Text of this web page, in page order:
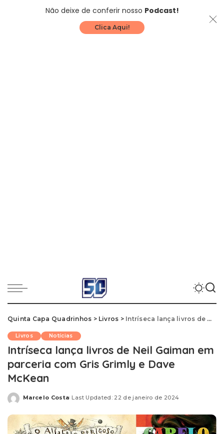
Não deixe de conferir nosso Podcast!
Clica Aqui!
Quinta Capa Quadrinhos > Livros > Intríseca lança livros de Neil Gaiman em parceria com Gris Grimly e Dave McKean
Livros Notícias
Intríseca lança livros de Neil Gaiman em
parceria com Gris Grimly e Dave
McKean
Posted
Marcelo Costa Last Updated: 22 de janeiro de 2024